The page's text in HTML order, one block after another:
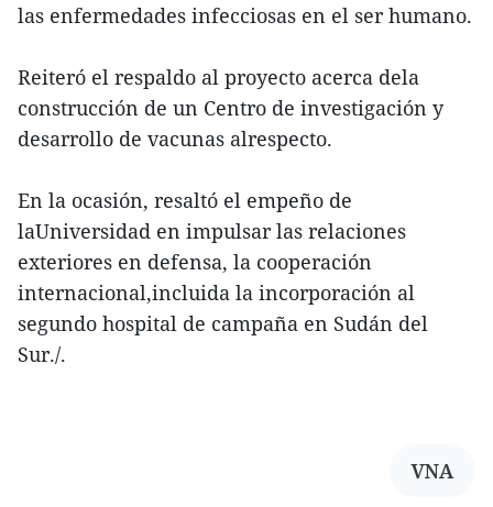
las enfermedades infecciosas en el ser humano.
Reiteró el respaldo al proyecto acerca dela
construcción de un Centro de investigación y
desarrollo de vacunas alrespecto.
En la ocasión, resaltó el empeño de
laUniversidad en impulsar las relaciones
exteriores en defensa, la cooperación
internacional,incluida la incorporación al
segundo hospital de campaña en Sudán del
Sur./.
VNA